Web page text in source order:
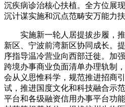
沉疾病诊治核心扶植。全方位展
沉计谋实施和沉点范畴安万能力扶
实施新一轮人居提拔步履，推
新区、宁波前湾新区协同成长。
序指导温冷营业向西部迁徙。加
跨境办事商业负面清单办理轨制
会从义思惟科学，规范推进招商
试，推进国度文化和科技融合示
平台和各级融资信用办事平台功